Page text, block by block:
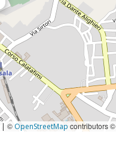
| © OpenStreetMap contributors ©